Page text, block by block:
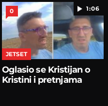
1:06
0
JETSET
Oglasio se Kristijan o
Kristini i pretnjama